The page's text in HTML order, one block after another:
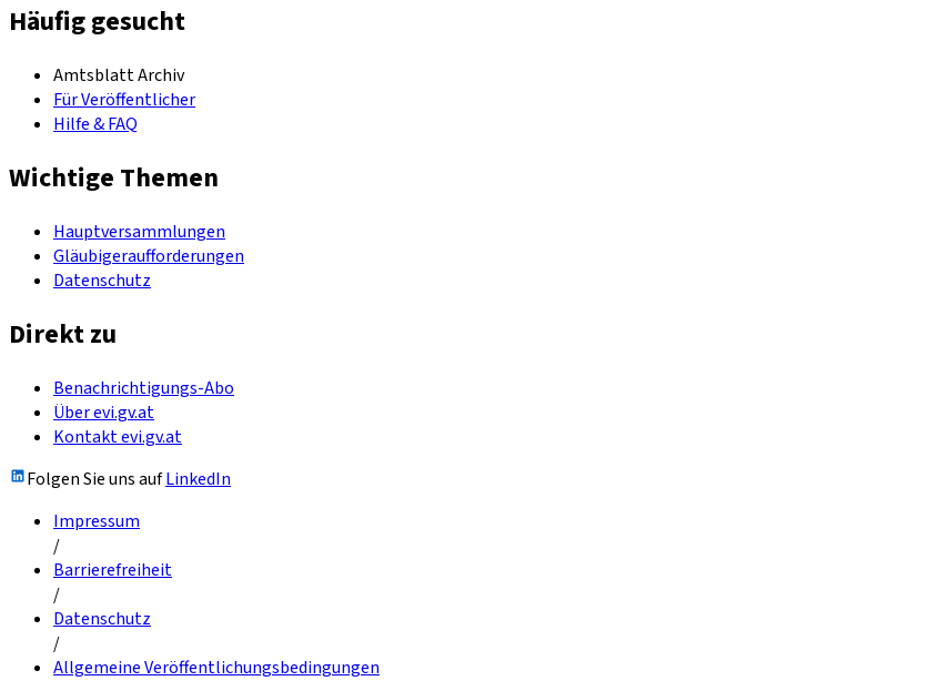
Häufig gesucht
Amtsblatt Archiv
Für Veröffentlicher
Hilfe & FAQ
Wichtige Themen
Hauptversammlungen
Gläubigeraufforderungen
Datenschutz
Direkt zu
Benachrichtigungs-Abo
Über evi.gv.at
Kontakt evi.gv.at
Folgen Sie uns aufLinkedIn
Impressum
/
Barrierefreiheit
/
Datenschutz
/
Allgemeine Veröffentlichungsbedingungen